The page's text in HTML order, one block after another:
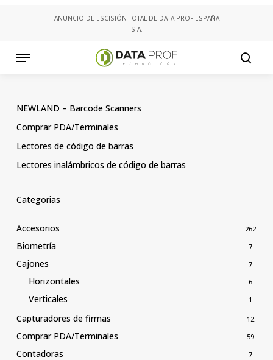
ANUNCIO DE ESCISIÓN TOTAL DE DATA PROF ESPAÑA
S.A.
Menu
NEWLAND – Barcode Scanners
Comprar PDA/Terminales
Lectores de código de barras
Lectores inalámbricos de código de barras
Categorias
Accesorios 262
Biometría 7
Cajones 7
Horizontales 6
Verticales 1
Capturadores de firmas 12
Comprar PDA/Terminales 59
Contadoras 7